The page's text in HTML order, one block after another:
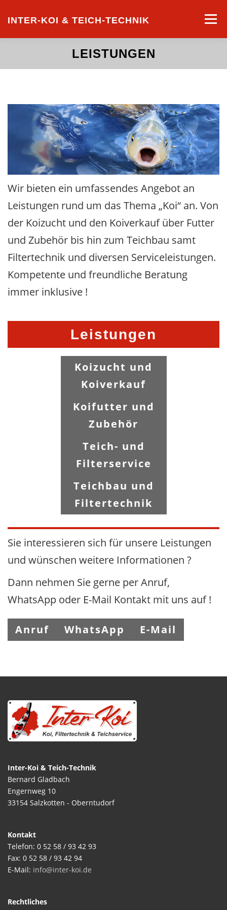
springen
INTER-KOI & TEICH-TECHNIK Menü
LEISTUNGEN KOILISTE
LEISTUNGEN
Wir bieten ein umfassendes Angebot an
Leistungen rund um das Thema „Koi“ an. Von
der Koizucht und den Koiverkauf über Futter
und Zubehör bis hin zum Teichbau samt
Filtertechnik und diversen Serviceleistungen.
Kompetente und freundliche Beratung
immer inklusive !
Leistungen
Koizucht und
Koiverkauf
Koifutter und
Zubehör
Teich- und
Filterservice
Teichbau und
Filtertechnik
Sie interessieren sich für unsere Leistungen
und wünschen weitere Informationen ?
Dann nehmen Sie gerne per Anruf,
WhatsApp oder E-Mail Kontakt mit uns auf !
Anruf WhatsApp E-Mail
Inter-Koi & Teich-Technik
Bernard Gladbach
Engernweg 10
33154 Salzkotten - Oberntudorf
Kontakt
Telefon: 0 52 58 / 93 42 93
Fax: 0 52 58 / 93 42 94
E-Mail: info@inter-koi.de
Rechtliches